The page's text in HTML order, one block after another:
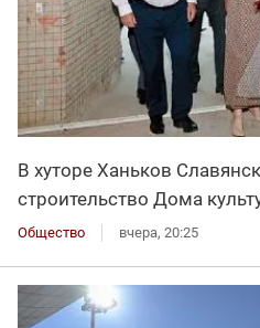
В хуторе Ханьков
строительство Дома
Общество вчера, 20:25